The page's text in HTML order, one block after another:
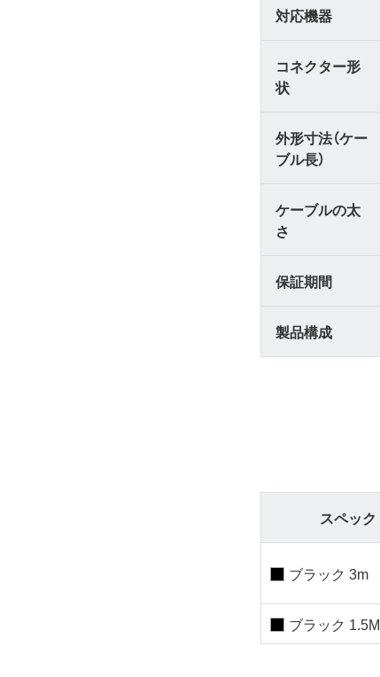
対応機器
コネクター形
状
外形寸法（ケー
ブル長）
ケーブルの太
さ
保証期間
製品構成
スペック
ブラック 3m
ブラック 1.5M